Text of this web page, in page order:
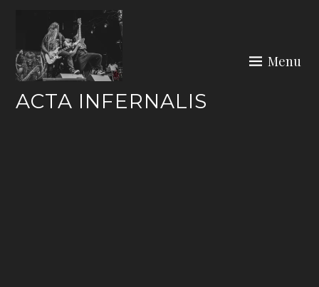
content
ACTA INFERNALIS
Menu